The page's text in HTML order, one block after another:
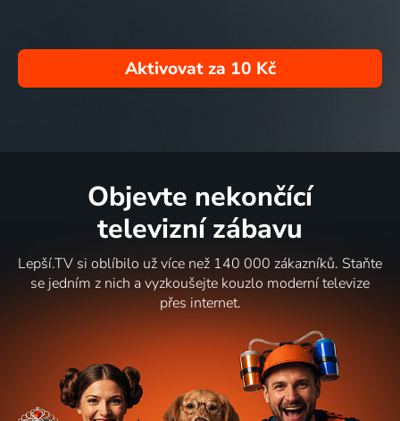
Aktivovat za 10 Kč
Objevte nekončící
televizní zábavu
Lepší.TV si oblíbilo už více než 140 000 zákazníků. Staňte
se jedním z nich a vyzkoušejte kouzlo moderní televize
přes internet.